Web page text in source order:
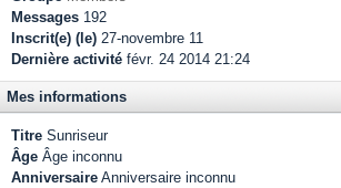
Messages 192
Inscrit(e) (le) 27-novembre 11
Dernière activité févr. 24 2014 21:24
Mes informations
Titre Sunriseur
Âge Âge inconnu
Anniversaire Anniversaire inconnu